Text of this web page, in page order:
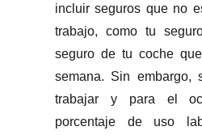
incluir seguros que no
trabajo, como tu
seguro de tu coche
semana. Sin embargo,
trabajar y para el
porcentaje de uso